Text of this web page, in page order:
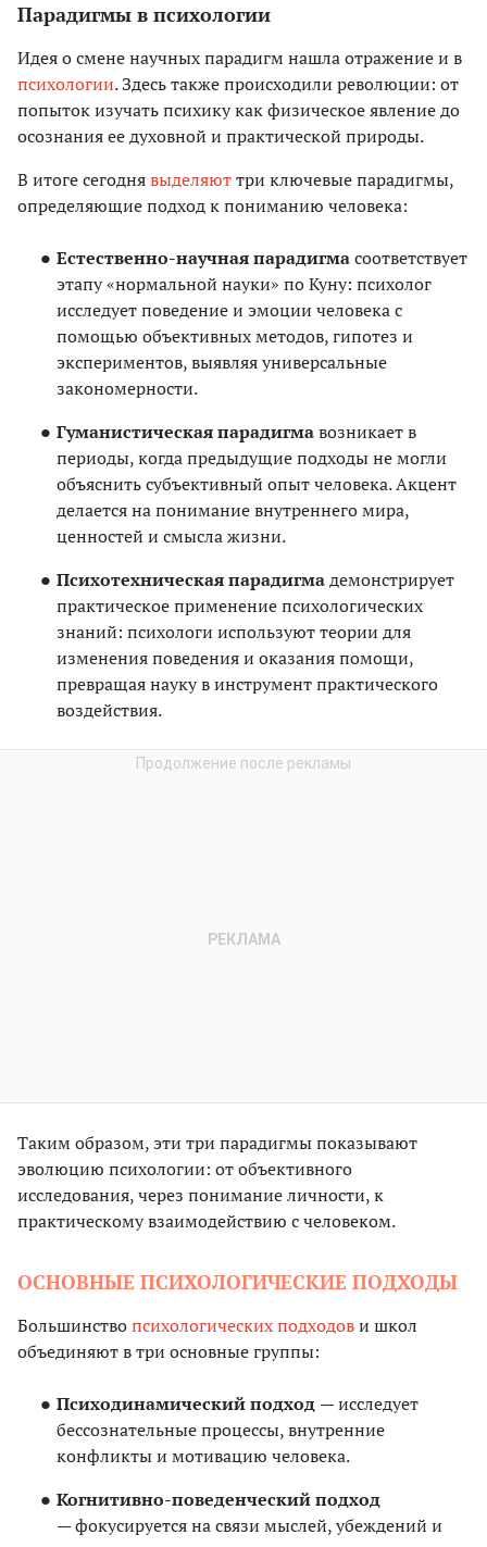
Парадигмы в психологии
Идея о смене научных парадигм нашла отражение и в
психологии. Здесь также происходили революции: от
попыток изучать психику как физическое явление до
осознания ее духовной и практической природы.
В итоге сегоднявыделяюттри ключевые парадигмы,
определяющие подход к пониманию человека:
Естественно-научная парадигмасоответствует
этапу «нормальной науки» по Куну: психолог
исследует поведение и эмоции человека с
помощью объективных методов, гипотез и
экспериментов, выявляя универсальные
закономерности.
Гуманистическая парадигмавозникает в
периоды, когда предыдущие подходы не могли
объяснить субъективный опыт человека. Акцент
делается на понимание внутреннего мира,
ценностей и смысла жизни.
Психотехническая парадигмадемонстрирует
практическое применение психологических
знаний: психологи используют теории для
изменения поведения и оказания помощи,
превращая науку в инструмент практического
воздействия.
Таким образом, эти три парадигмы показывают
эволюцию психологии: от объективного
исследования, через понимание личности, к
практическому взаимодействию с человеком.
ОСНОВНЫЕ ПСИХОЛОГИЧЕСКИЕ ПОДХОДЫ
Большинствопсихологических подходови школ
объединяют в три основные группы:
Психодинамический подход — исследует
бессознательные процессы, внутренние
конфликты и мотивацию человека.
Когнитивно-поведенческий подход
— фокусируется на связи мыслей, убеждений и